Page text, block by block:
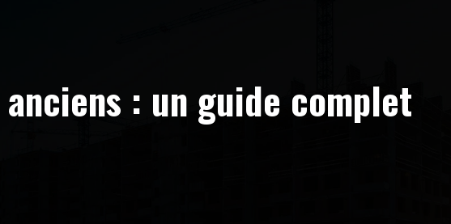
: un guide complet